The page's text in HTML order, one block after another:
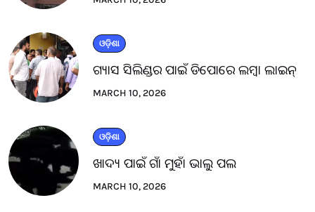
ଓଡ଼ିଶା
ଗ୍ୟାସ ସିଲିଣ୍ଡର ପାଇଁ ଡିପୋରେ ଲମ୍ବା ଲାଇନ୍
MARCH 10, 2026
ଓଡ଼ିଶା
ଖାଦ୍ୟ ପାଇଁ ଗାଁ ମୁହାଁ ଭାଲୁ ପଲ
MARCH 10, 2026